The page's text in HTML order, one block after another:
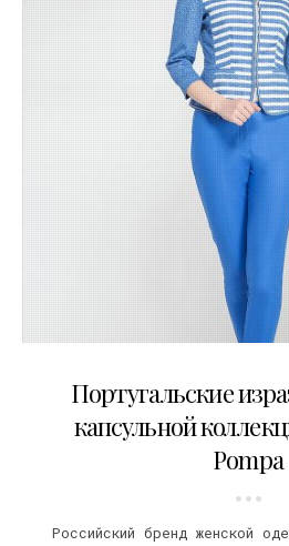
Португальские
капсульной
Pompa
Российский бренд женской